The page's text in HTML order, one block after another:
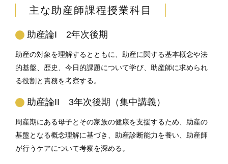
主な助産師課程授業科目
助産論I 2年次後期
助産の対象を理解するとともに、助産に関する基本概念や法
的基盤、歴史、今日的課題について学び、助産師に求められ
る役割と責務を考察する。
助産論II 3年次後期（集中講義）
周産期にある母子とその家族の健康を支援するため、助産の
基盤となる概念理解に基づき、助産診断能力を養い、助産師
が行うケアについて考察を深める。